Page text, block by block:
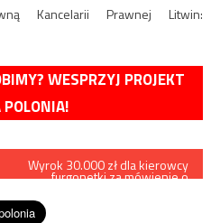
Kancelarii Prawnej Litwin:
WESPRZYJ PROJEKT
Wyrok 30.000 zł dla kierowcy
furgonetki za mówienie o